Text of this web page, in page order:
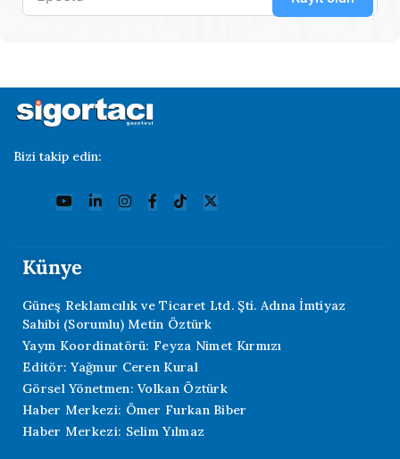
Bizi takip edin:
Künye
Güneş Reklamcılık ve Ticaret Ltd. Şti. Adına İmtiyaz
Sahibi (Sorumlu) Metin Öztürk
Yayın Koordinatörü: Feyza Nimet Kırmızı
Editör: Yağmur Ceren Kural
Görsel Yönetmen: Volkan Öztürk
Haber Merkezi: Ömer Furkan Biber
Haber Merkezi: Selim Yılmaz